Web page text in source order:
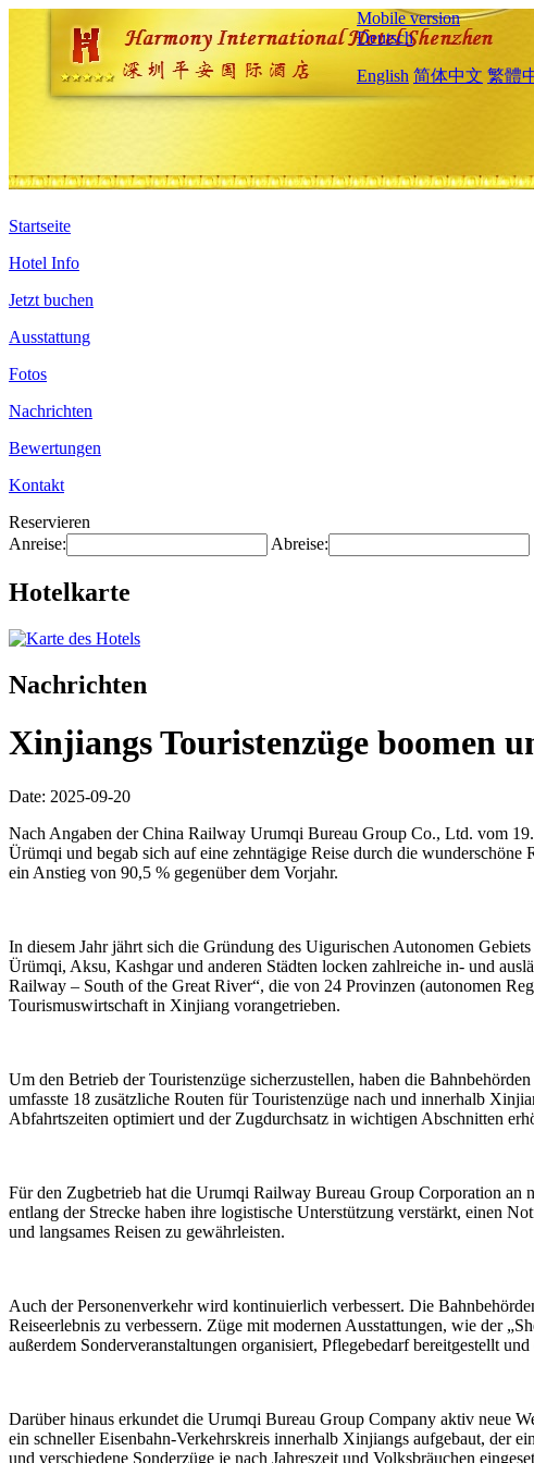
Mobile version
Deutsch
English 简体中文 繁體
Startseite
Hotel Info
Jetzt buchen
Ausstattung
Fotos
Nachrichten
Bewertungen
Kontakt
Reservieren
Anreise:
Abreise:
Hotelkarte
Nachrichten
Xinjiangs Touristenzüge boomen
Date: 2025-09-20
Nach Angaben der China Railway Urumqi Bureau Group Co., Ltd. vom
Ürümqi und begab sich auf eine zehntägige Reise durch die
ein Anstieg von 90,5 % gegenüber dem Vorjahr.
In diesem Jahr jährt sich die Gründung des Uigurischen Autonomen
Ürümqi, Aksu, Kashgar und anderen Städten locken zahlreiche in- und
Railway – South of the Great River“, die von 24 Provinzen (autonomen
Tourismuswirtschaft in Xinjiang vorangetrieben.
Um den Betrieb der Touristenzüge sicherzustellen, haben die
umfasste 18 zusätzliche Routen für Touristenzüge nach und innerhalb
Abfahrtszeiten optimiert und der Zugdurchsatz in wichtigen Abschnitten
Für den Zugbetrieb hat die Urumqi Railway Bureau Group Corporation an
entlang der Strecke haben ihre logistische Unterstützung verstärkt, einen
und langsames Reisen zu gewährleisten.
Auch der Personenverkehr wird kontinuierlich verbessert. Die
Reiseerlebnis zu verbessern. Züge mit modernen Ausstattungen, wie der
außerdem Sonderveranstaltungen organisiert, Pflegebedarf bereitgestellt
Darüber hinaus erkundet die Urumqi Bureau Group Company aktiv neue
ein schneller Eisenbahn-Verkehrskreis innerhalb Xinjiangs aufgebaut, der
und verschiedene Sonderzüge je nach Jahreszeit und Volksbräuchen